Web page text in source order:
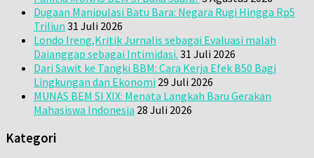
Dugaan Manipulasi Batu Bara: Negara Rugi Hingga Rp5
Triliun 31 Juli 2026
Londo Ireng,Kritik Jurnalis sebagai Evaluasi malah
Daianggap sebagai Intimidasi. 31 Juli 2026
Dari Sawit ke Tangki BBM: Cara Kerja Efek B50 Bagi
Lingkungan dan Ekonomi 29 Juli 2026
MUNAS BEM SI XIX: Menata Langkah Baru Gerakan
Mahasiswa Indonesia 28 Juli 2026
Kategori